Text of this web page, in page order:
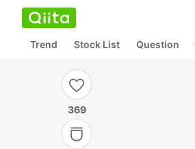
Trend Stock List Question
369